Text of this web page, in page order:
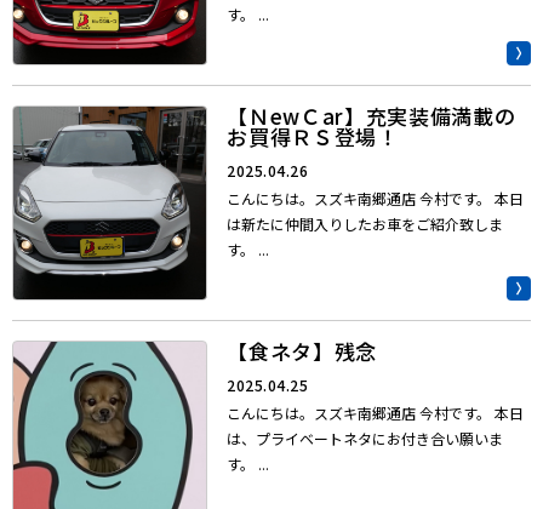
す。 ...
【ＮewＣar】充実装備満載の
お買得ＲＳ登場！
2025.04.26
こんにちは。スズキ南郷通店 今村です。 本日
は新たに仲間入りしたお車をご紹介致しま
す。 ...
【食ネタ】残念
2025.04.25
こんにちは。スズキ南郷通店 今村です。 本日
は、プライベートネタにお付き合い願いま
す。 ...